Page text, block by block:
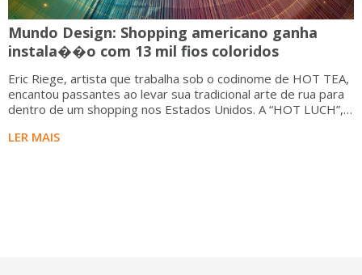
Mundo Design: Shopping americano ganha
instala��o com 13 mil fios coloridos
Eric Riege, artista que trabalha sob o codinome de HOT TEA,
encantou passantes ao levar sua tradicional arte de rua para
dentro de um shopping nos Estados Unidos. A “HOT LUCH”,
coloridos, com 18 metros
LER MAIS